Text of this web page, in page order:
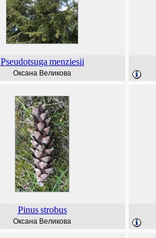
Pseudotsuga menziesii
Оксана Великова
Pinus strobus
Оксана Великова